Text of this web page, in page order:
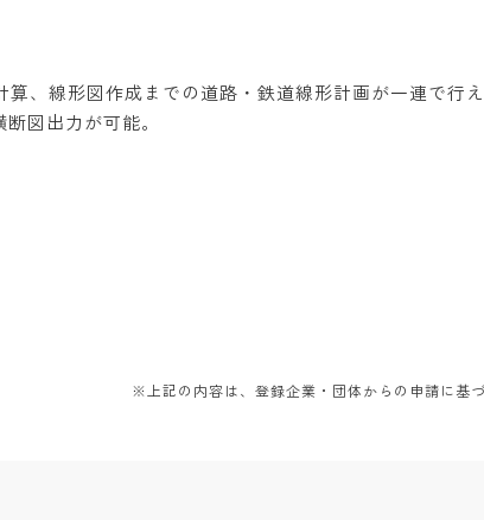
、線形図作成までの道路・鉄道線形計画が一連で行
図出力が可能。
※上記の内容は、登録企業・団体からの申請に基